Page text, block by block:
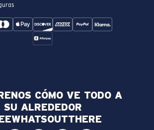
CÓMO VE TODO A
SU ALREDEDOR